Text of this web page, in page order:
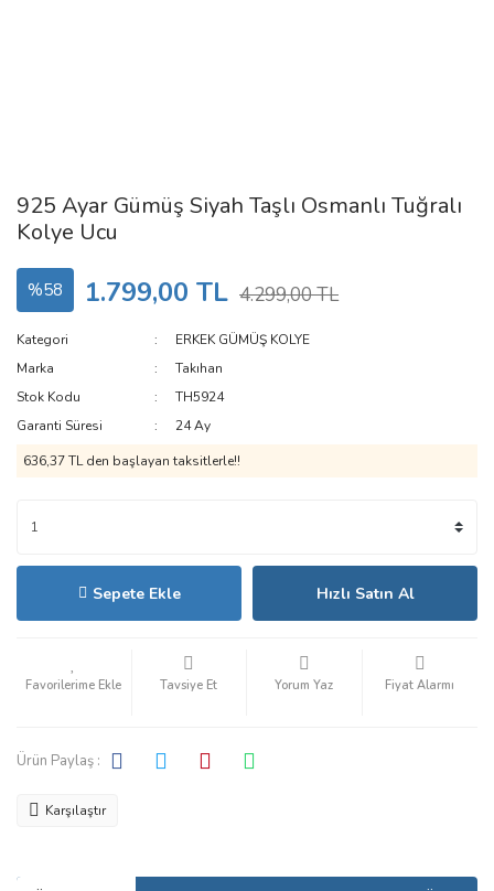
925 Ayar Gümüş Siyah Taşlı Osmanlı Tuğralı
Kolye Ucu
%58 1.799,00 TL 4.299,00 TL
Kategori
ERKEK GÜMÜŞ KOLYE
Marka
Takıhan
Stok Kodu
TH5924
Garanti Süresi
24 Ay
636,37 TL den başlayan taksitlerle!!
Sepete Ekle Hızlı Satın Al
Tavsiye Et Yorum Yaz Fiyat Alarmı
Ürün Paylaş :
Karşılaştır